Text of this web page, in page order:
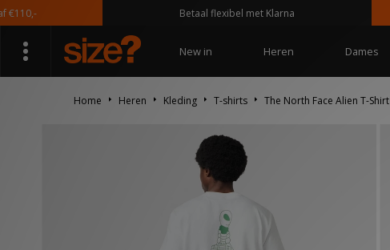
Betaal flexibel met Klarna
New in Heren Dames
Home Heren Kleding T-shirts The North Face Alien T-Shirt